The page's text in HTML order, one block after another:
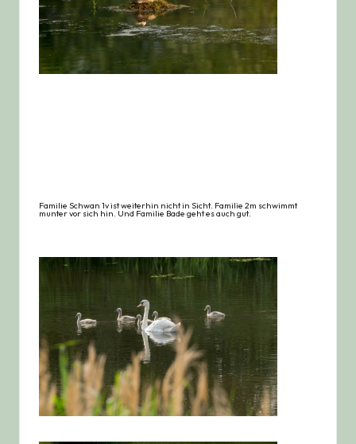
Familie Schwan 1v ist weiterhin nicht in Sicht. Familie 2m schwimmt
munter vor sich hin. Und Familie Bade geht es auch gut.